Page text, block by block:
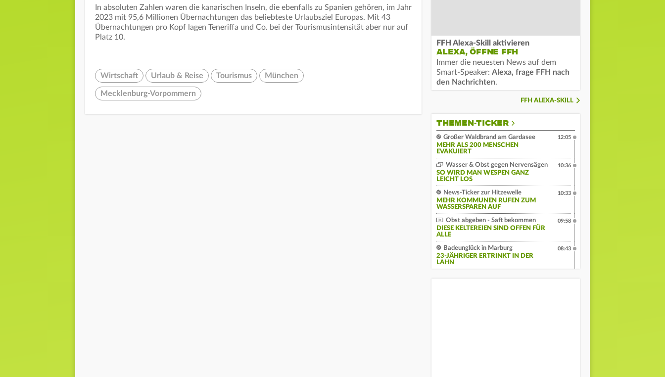
In absoluten Zahlen waren die kanarischen Inseln, die ebenfalls zu Spanien gehören, im Jahr
2023 mit 95,6 Millionen Übernachtungen das beliebteste Urlaubsziel Europas. Mit 43
Übernachtungen pro Kopf lagen Teneriffa und Co. bei der Tourismusintensität aber nur auf
Platz 10.
Wirtschaft Urlaub & Reise Tourismus München
Mecklenburg-Vorpommern
FFH Alexa-Skill aktivieren
ALEXA, ÖFFNE FFH
Immer die neuesten News auf dem
Smart-Speaker: Alexa, frage FFH nach
den Nachrichten.
FFH ALEXA-SKILL
THEMEN-TICKER
Großer Waldbrand am Gardasee
MEHR ALS 200 MENSCHEN
EVAKUIERT
12:05
Wasser & Obst gegen Nervensägen
SO WIRD MAN WESPEN GANZ
LEICHT LOS
10:36
News-Ticker zur Hitzewelle
MEHR KOMMUNEN RUFEN ZUM
WASSERSPAREN AUF
10:33
Obst abgeben - Saft bekommen
DIESE KELTEREIEN SIND OFFEN FÜR
ALLE
09:58
Badeunglück in Marburg
23-JÄHRIGER ERTRINKT IN DER
LAHN
08:43